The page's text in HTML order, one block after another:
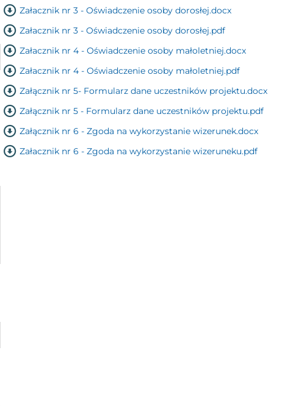
Załacznik nr 3 - Oświadczenie osoby dorosłej.docx
Załacznik nr 3 - Oświadczenie osoby dorosłej.pdf
Załacznik nr 4 - Oświadczenie osoby małoletniej.docx
Załacznik nr 4 - Oświadczenie osoby małoletniej.pdf
Załącznik nr 5- Formularz dane uczestników projektu.docx
Załącznik nr 5 - Formularz dane uczestników projektu.pdf
Załącznik nr 6 - Zgoda na wykorzystanie wizerunek.docx
Załacznik nr 6 - Zgoda na wykorzystanie wizeruneku.pdf